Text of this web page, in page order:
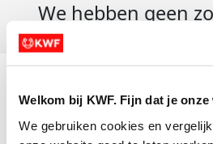
Welkom bij KWF. Fijn dat je
We gebruiken cookies en
We hebben geen
Actiematerialen
Evenementen